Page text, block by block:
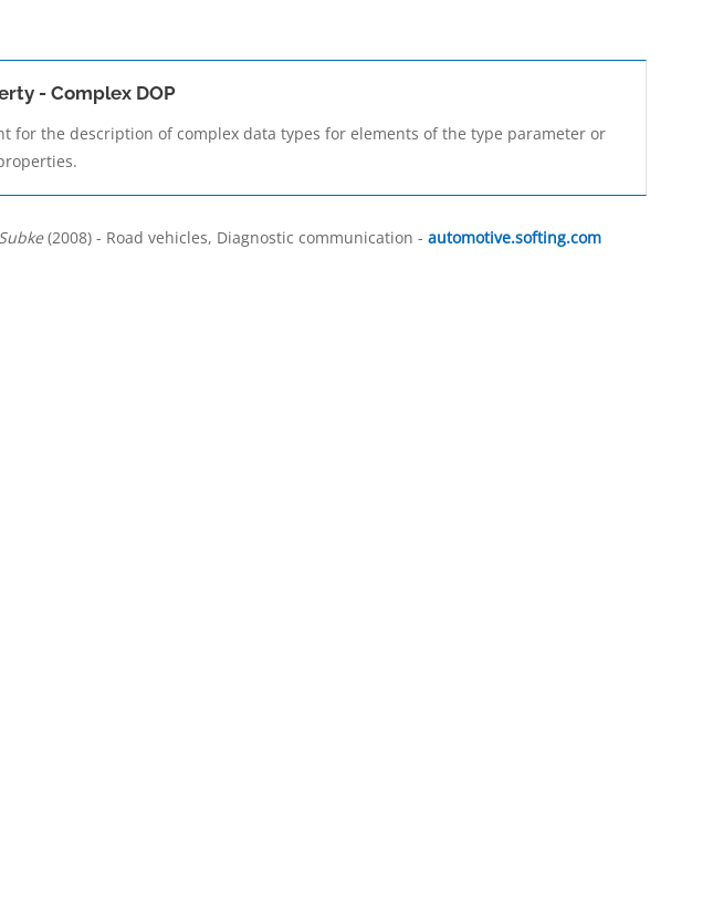
- Complex DOP
for the description of complex data types for elements of the type parameter or
(2008) - Road vehicles, Diagnostic communication - automotive.softing.com